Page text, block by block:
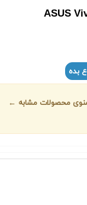
ASUS
بده
منوی محصولات مشابه ←